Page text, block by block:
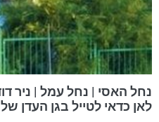
נחל האסי | נחל עמל | ניר
לאן כדאי לטייל בגן העדן